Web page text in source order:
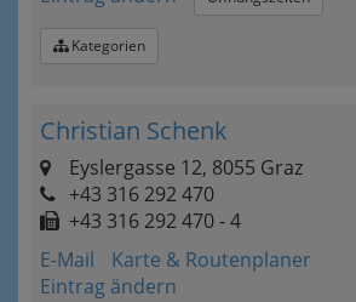
Kategorien
Christian Schenk
Eyslergasse 12, 8055 Graz
+43 316 292 470
+43 316 292 470 - 4
E-Mail
Karte & Routenplaner
Eintrag ändern